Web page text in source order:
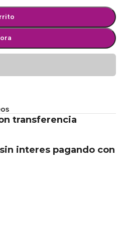
transferencia
interes pagando con